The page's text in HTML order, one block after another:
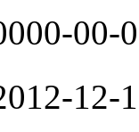
00-
12-